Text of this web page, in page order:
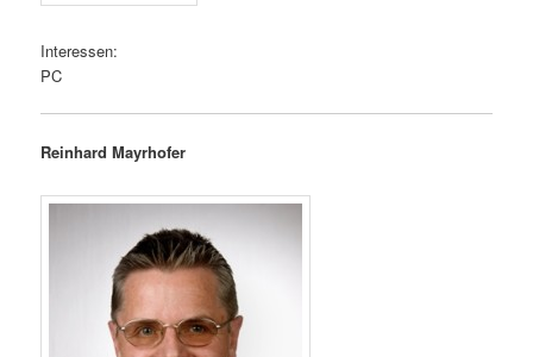
Interessen:
PC
Reinhard Mayrhofer